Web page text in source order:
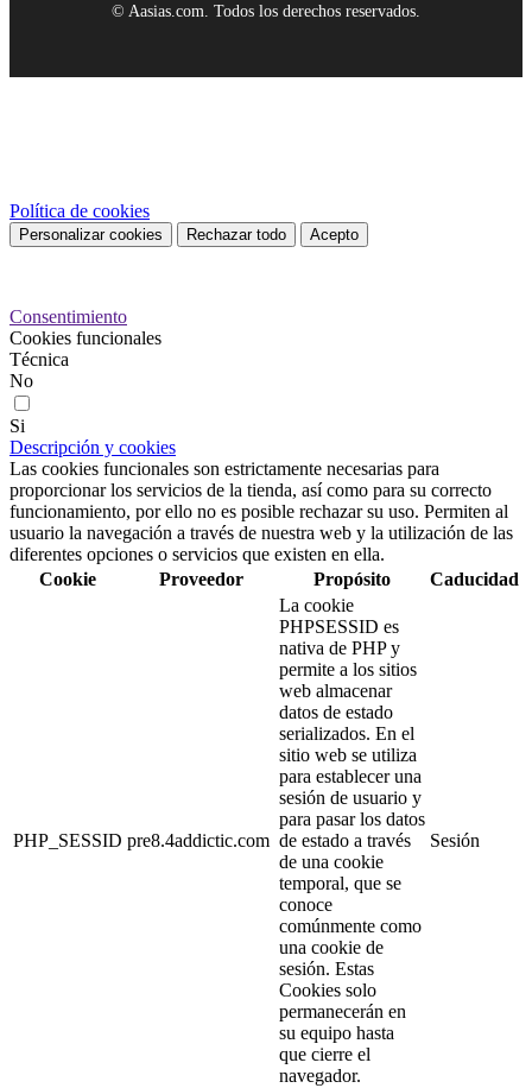
© Aasias.com. Todos los derechos reservados.
Política de cookies
Personalizar cookies Rechazar todo Acepto
Consentimiento
Cookies funcionales
Técnica
No
Si
Descripción y cookies
Las cookies funcionales son estrictamente necesarias para
proporcionar los servicios de la tienda, así como para su correcto
funcionamiento, por ello no es posible rechazar su uso. Permiten al
usuario la navegación a través de nuestra web y la utilización de las
diferentes opciones o servicios que existen en ella.
Cookie
Proveedor Propósito Caducidad
PHP_SESSID pre8.4addictic.com
La cookie
PHPSESSID es
nativa de PHP y
permite a los sitios
web almacenar
datos de estado
serializados. En el
sitio web se utiliza
para establecer una
sesión de usuario y
para pasar los datos
de estado a través
de una cookie
temporal, que se
conoce
comúnmente como
una cookie de
sesión. Estas
Cookies solo
permanecerán en
su equipo hasta
que cierre el
navegador.
Sesión